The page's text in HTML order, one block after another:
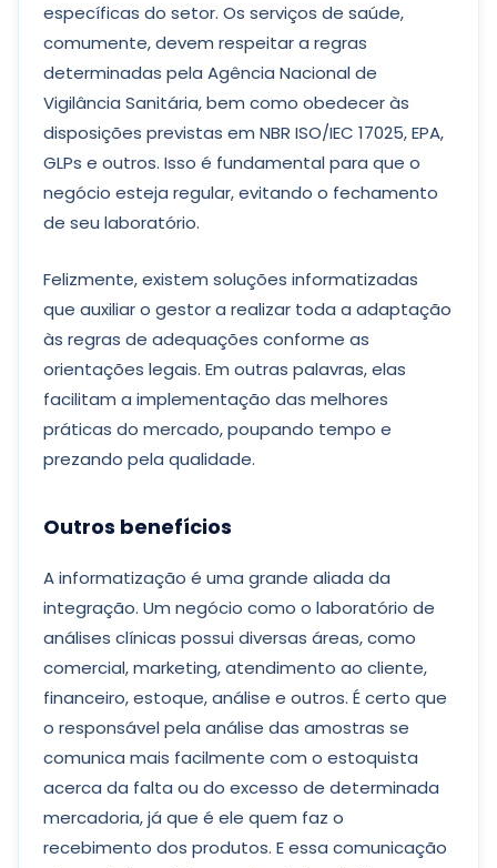
específicas do setor. Os serviços de saúde,
comumente, devem respeitar a regras
determinadas pela Agência Nacional de
Vigilância Sanitária, bem como obedecer às
disposições previstas em NBR ISO/IEC 17025, EPA,
GLPs e outros. Isso é fundamental para que o
negócio esteja regular, evitando o fechamento
de seu laboratório.
Felizmente, existem soluções informatizadas
que auxiliar o gestor a realizar toda a adaptação
às regras de adequações conforme as
orientações legais. Em outras palavras, elas
facilitam a implementação das melhores
práticas do mercado, poupando tempo e
prezando pela qualidade.
Outros benefícios
A informatização é uma grande aliada da
integração. Um negócio como o laboratório de
análises clínicas possui diversas áreas, como
comercial, marketing, atendimento ao cliente,
financeiro, estoque, análise e outros. É certo que
o responsável pela análise das amostras se
comunica mais facilmente com o estoquista
acerca da falta ou do excesso de determinada
mercadoria, já que é ele quem faz o
recebimento dos produtos. E essa comunicação